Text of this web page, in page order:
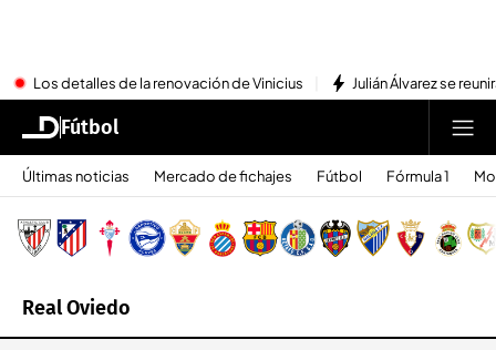
Los detalles de la renovación de Vinicius Julián Álvarez se
Fútbol
Últimas noticias Mercado de fichajes Fútbol Fórmula 1
Real Oviedo